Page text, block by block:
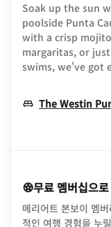
Soak up the sun
poolside Punta
with a crisp
margaritas, or
swims, we've got
The Westin
무료 멤버십으
메리어트 본보이 멤
적인 여행 경험을 누